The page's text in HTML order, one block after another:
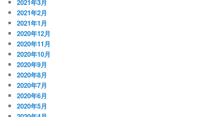
2021年3月
2021年2月
2021年1月
2020年12月
2020年11月
2020年10月
2020年9月
2020年8月
2020年7月
2020年6月
2020年5月